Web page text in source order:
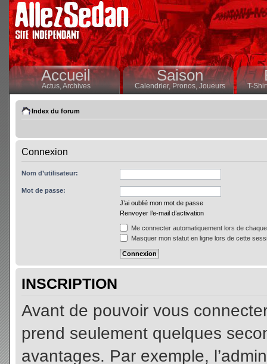
Accueil
Actus,Archives
Saison
Calendrier,Pronos, Joueurs T-
Index du forum
Connexion
Nom d’utilisateur:
Mot de passe:
J’ai oublié mon mot de passe
Renvoyer l’e-mail d’activation
Me connecter automatiquement lors de
Masquer mon statut en ligne lors de cette
INSCRIPTION
Avant de pouvoir vous
prend seulement quelques
avantages. Par exemple,